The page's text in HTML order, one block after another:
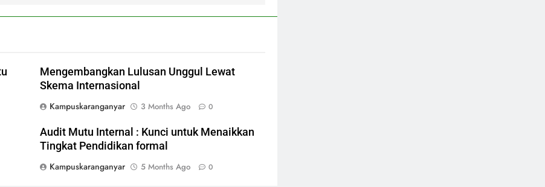
Mengembangkan Lulusan Unggul Lewat
Skema Internasional
Kampuskaranganyar
3 Months Ago 0
Audit Mutu Internal : Kunci untuk Menaikkan
Tingkat Pendidikan formal
Kampuskaranganyar
5 Months Ago 0